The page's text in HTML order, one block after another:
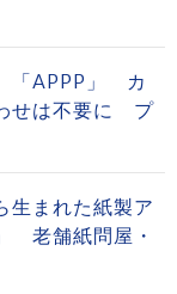
「APPP」 カ
せは不要に プ
まれた紙製ア
老舗紙問屋・